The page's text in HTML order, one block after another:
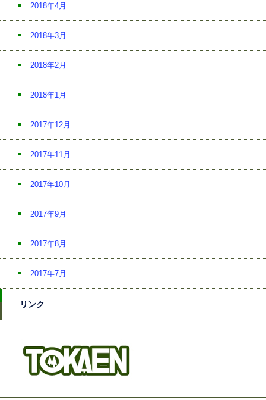
2018年4月
2018年3月
2018年2月
2018年1月
2017年12月
2017年11月
2017年10月
2017年9月
2017年8月
2017年7月
リンク